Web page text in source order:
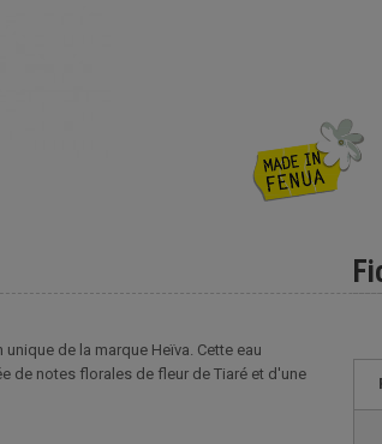
de la marque Heïva. Cette eau
de notes florales de fleur de Tiaré et d'une